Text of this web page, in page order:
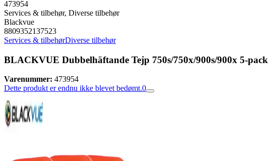
473954
Services & tilbehør, Diverse tilbehør
Blackvue
8809352137523
Services & tilbehørDiverse tilbehør
BLACKVUE Dubbelhäftande Tejp 750s/750x/900s/900x 5-pack
Varenummer: 473954
Dette produkt er endnu ikke blevet bedømt.0